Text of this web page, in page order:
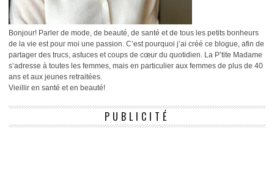
Bonjour! Parler de mode, de beauté, de santé et de tous les petits bonheurs
de la vie est pour moi une passion. C’est pourquoi j’ai créé ce blogue, afin de
partager des trucs, astuces et coups de cœur du quotidien. La P’tite Madame
s’adresse à toutes les femmes, mais en particulier aux femmes de plus de 40
ans et aux jeunes retraitées.
Vieillir en santé et en beauté!
PUBLICITÉ